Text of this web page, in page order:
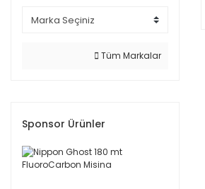
Tüm Markalar
Sponsor Ürünler